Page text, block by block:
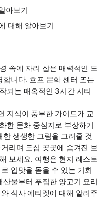
아보기
대해 알아보기
속에 자리 잡은 매력적인 도
니다. 호프 문화 센터 또는
되는 매혹적인 3시간 시티
지식이 풍부한 가이드가 교
한 문화 중심지로 부상하기
생생한 그림을 그려줄 것
리며 도심 곳곳에 숨겨진 보
보세요. 여행은 현지 레스토
입맛을 돋울 수 있는 기회
물부터 푸짐한 양고기 요리
식사 에티켓에 대해 알려주